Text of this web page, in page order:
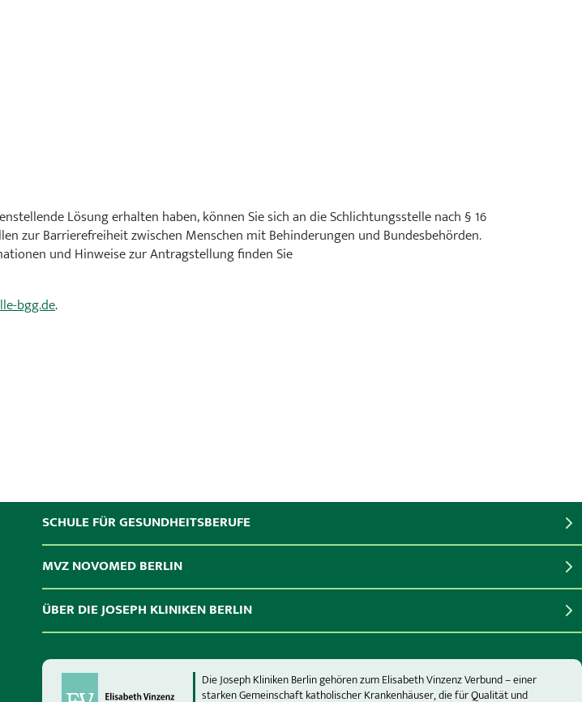
Lösung erhalten haben, können Sie sich an die Schlichtungsstelle nach § 16
zur Barrierefreiheit zwischen Menschen mit Behinderungen und Bundesbehörden.
und Hinweise zur Antragstellung finden Sie
bgg.de.
SCHULE FÜR GESUNDHEITSBERUFE
MVZ NOVOMED BERLIN
ÜBER DIE JOSEPH KLINIKEN BERLIN
Die Joseph Kliniken Berlin gehören zum Elisabeth Vinzenz Verbund – einer
starken Gemeinschaft katholischer Krankenhäuser, die für Qualität und